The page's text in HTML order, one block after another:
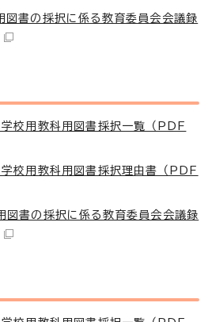
図書の採択に係る教育委員会会議録
校用教科用図書採択一覧 （PDF
校用教科用図書採択理由書 （PDF
図書の採択に係る教育委員会会議録